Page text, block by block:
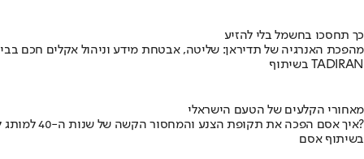
כך תחסכו בחשמל בלי להזיע
מהפכת האנרגיה של תדיראן: שליטה, אבטחת מידע וניהול אקלים חכם
בשיתוף TADIRAN
מאחורי הקלעים של הטעם הישראלי
איך אסם הפכה את תקופת הצנע והמחסור הקשה של שנות ה-40 למותג לאומי?
בשיתוף אסם